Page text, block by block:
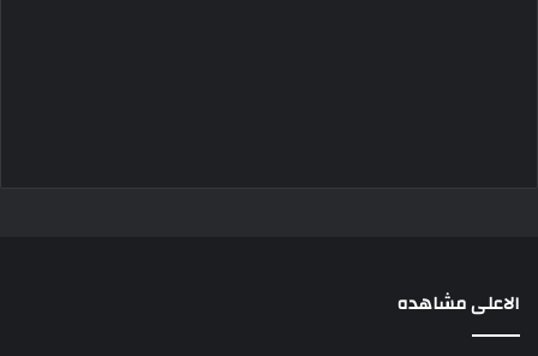
الاعلى مشاهده